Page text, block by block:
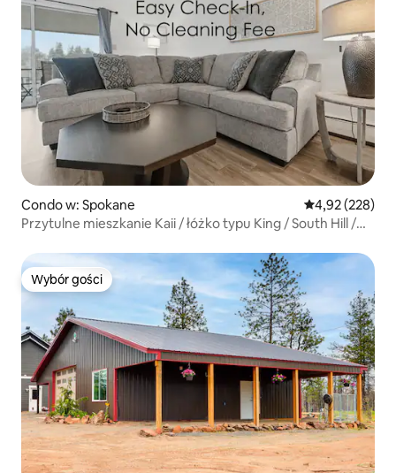
Condo w: Spokane Średnia
4,92 (228)
Przytulne mieszkanie Kaii / łóżko typu King / South Hill /
Wybór gości
Wybór gości